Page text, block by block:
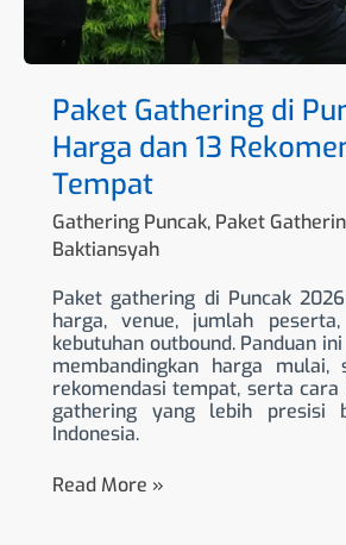
Paket Gathering di
Harga dan 13
Tempat
Gathering Puncak, Paket
Baktiansyah
Paket gathering di Puncak
harga, venue, jumlah
kebutuhan outbound. Panduan
membandingkan harga mulai,
rekomendasi tempat, serta
gathering yang lebih presisi
Indonesia.
Read More »